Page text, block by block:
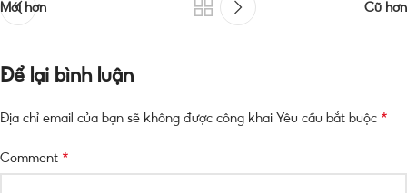
Mới hơn Cũ hơn
Để lại bình luận
Địa chỉ email của bạn sẽ không được công khai Yêu cầu bắt buộc *
Comment *